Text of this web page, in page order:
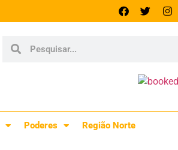
Poderes Região Norte